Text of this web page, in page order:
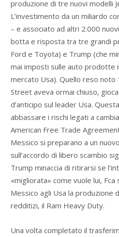
produzione di tre nuovi modelli
L’investimento da un miliardo
– e associato ad altri 2.000
botta e risposta tra tre grandi
Ford e Toyota) e Trump (che
mai imposti sulle auto prodotte
mercato Usa). Quello reso noto
Street aveva ormai chiuso,
d’anticipo sul leader Usa.
abbassare i rischi legati a
American Free Trade
Messico si preparano a un
sull’accordo di libero scambio
Trump minaccia di ritirarsi se
«migliorata» come vuole lui,
Messico agli Usa la produzione
redditizi, il Ram Heavy Duty.
Una volta completato il